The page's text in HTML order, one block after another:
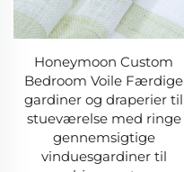
Honeymoon Custom
Bedroom Voile Færdige
gardiner og draperier til
stueværelse med ringe
gennemsigtige
vinduesgardiner til